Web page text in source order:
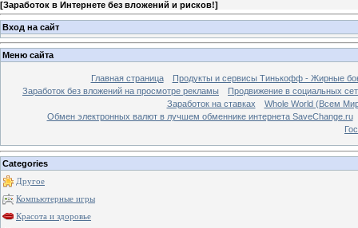
[Заработок в Интернете без вложений и рисков!]
Вход на сайт
Меню сайта
Главная страница
Продукты и сервисы Тинькофф - Жирные
Заработок без вложений на просмотре рекламы
Продвижение в социальных
Заработок на ставках
Whole World (Всем
Обмен электронных валют в лучшем обменнике интернета SaveChange.ru
Categories
Другое
Компьютерные игры
Красота и здоровье